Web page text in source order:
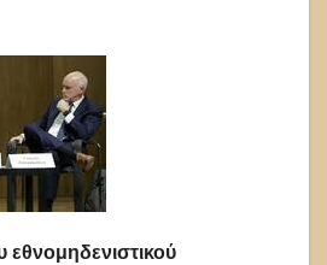
εθνομηδενιστικού